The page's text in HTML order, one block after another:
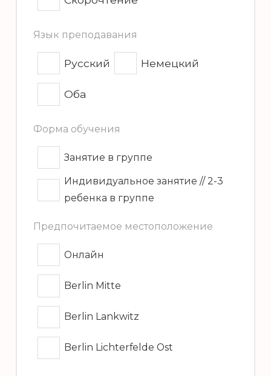
Язык преподавания
Русский Немецкий
Оба
Форма обучения
Занятие в группе
Индивидуальное занятие // 2-3
ребенка в группе
Предпочитаемое местоположение
Онлайн
Berlin Mitte
Berlin Lankwitz
Berlin Lichterfelde Ost